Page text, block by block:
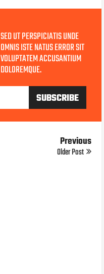
SED UT PERSPICIATIS UNDE
OMNIS ISTE NATUS ERROR SIT
VOLUPTATEM ACCUSANTIUM
DOLOREMQUE.
Previous
Older Post